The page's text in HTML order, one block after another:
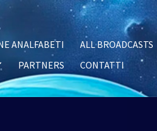
ANALFABETI ALL BROADCASTS
PARTNERS CONTATTI